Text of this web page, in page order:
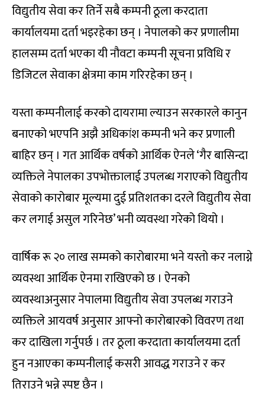
विद्युतीय सेवा कर तिर्ने सबै कम्पनी ठूला करदाता
कार्यालयमा दर्ता भइरहेका छन् । नेपालको कर प्रणालीमा
हालसम्म दर्ता भएका यी नौवटा कम्पनी सूचना प्रविधि र
डिजिटल सेवाका क्षेत्रमा काम गरिरहेका छन् ।
यस्ता कम्पनीलाई करको दायरामा ल्याउन सरकारले कानुन
बनाएको भएपनि अझै अधिकांश कम्पनी भने कर प्रणाली
बाहिर छन् । गत आर्थिक वर्षको आर्थिक ऐनले ‘गैर बासिन्दा
व्यक्तिले नेपालका उपभोक्तालाई उपलब्ध गराएको विद्युतीय
सेवाको कारोबार मूल्यमा दुई प्रतिशतका दरले विद्युतीय सेवा
कर लगाई असुल गरिनेछ’ भनी व्यवस्था गरेको थियो ।
वार्षिक रू २० लाख सम्मको कारोबारमा भने यस्तो कर नलाग्ने
व्यवस्था आर्थिक ऐनमा राखिएको छ । ऐनको
व्यवस्थाअनुसार नेपालमा विद्युतीय सेवा उपलब्ध गराउने
व्यक्तिले आयवर्ष अनुसार आफ्नो कारोबारको विवरण तथा
कर दाखिला गर्नुपर्छ । तर ठूला करदाता कार्यालयमा दर्ता
हुन नआएका कम्पनीलाई कसरी आवद्ध गराउने र कर
तिराउने भन्ने स्पष्ट छैन ।